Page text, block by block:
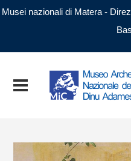
Musei nazionali di Matera -